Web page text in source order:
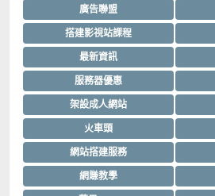
廣告聯盟
搭建影視站課程
最新資訊
服務器優惠
架設成人網站
火車頭
網站搭建服務
網賺教學